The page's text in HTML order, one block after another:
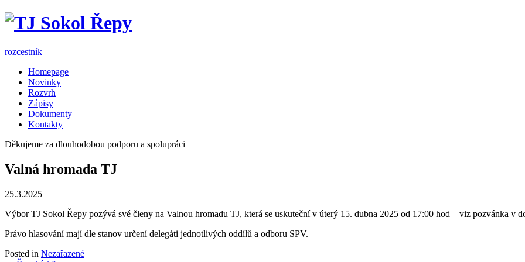
Skip
rozcestník
Homepage
Novinky
Rozvrh
Zápisy
Dokumenty
Kontakty
Děkujeme za dlouhodobou podporu a spolupráci
Valná hromada TJ
25.3.2025
Výbor TJ Sokol Řepy pozývá své členy na Valnou hromadu TJ, která se uskuteční v úterý 15. dubna 2025 od 17:00 hod – viz pozvánka v
Právo hlasování mají dle stanov určení delegáti jednotlivých oddílů a odboru SPV.
Posted in Nezařazené